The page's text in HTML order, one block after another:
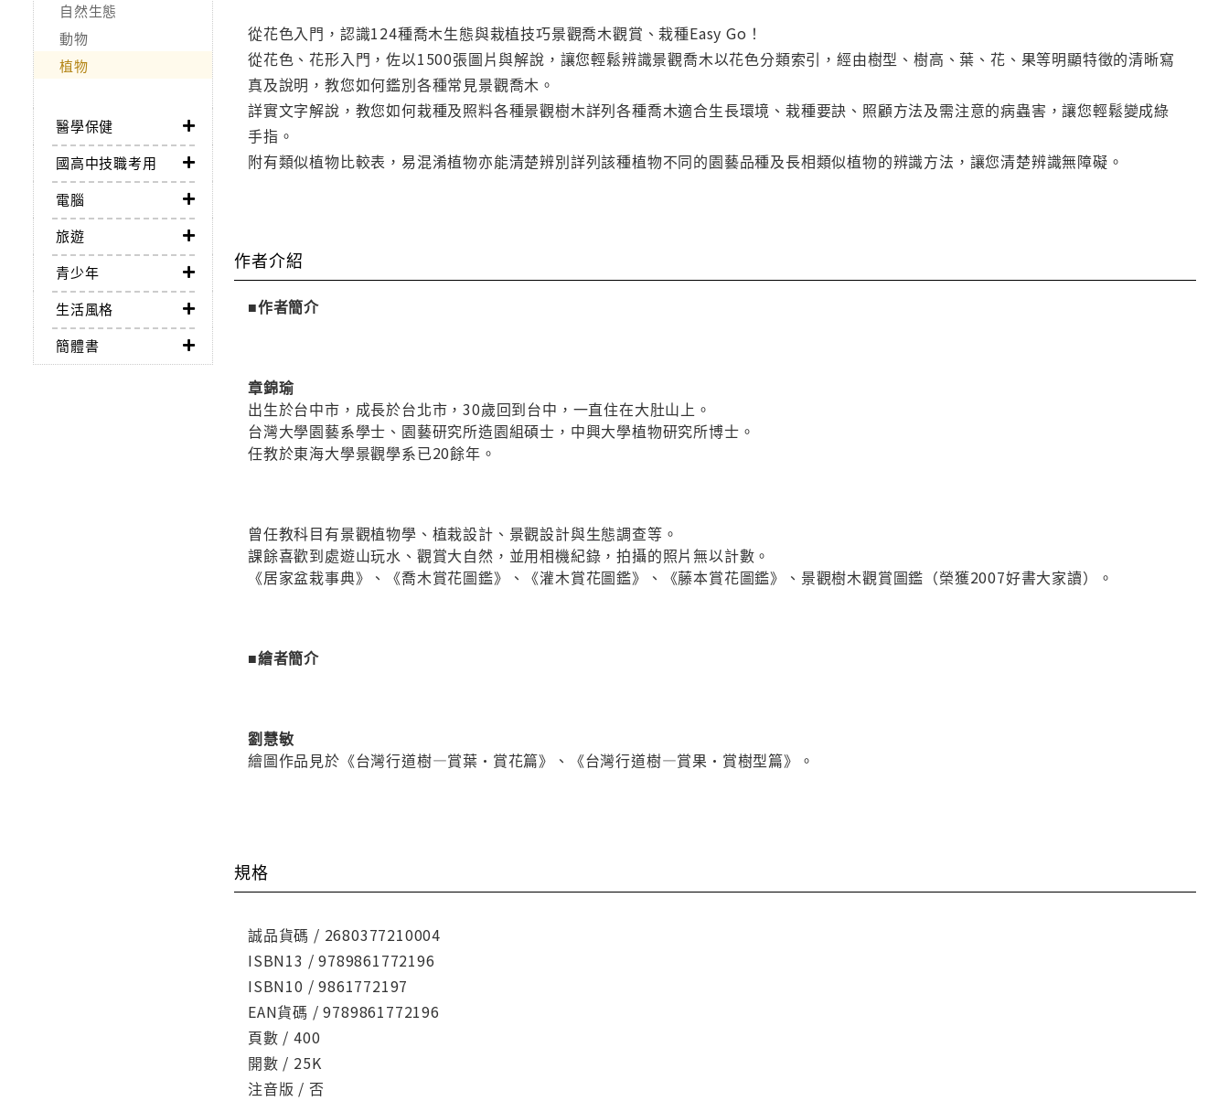
自然生態
動物
植物
醫學保健
國高中技職考用
電腦
旅遊
青少年
生活風格
簡體書
從花色入門，認識124種喬木生態與栽植技巧景觀喬木觀賞、栽種Easy Go！
從花色、花形入門，佐以1500張圖片與解說，讓您輕鬆辨識景觀喬木以花色分類索引，經由樹型、樹高、葉、花、果等明顯特徵的清晰寫
真及說明，教您如何鑑別各種常見景觀喬木。
詳實文字解說，教您如何栽種及照料各種景觀樹木詳列各種喬木適合生長環境、栽種要訣、照顧方法及需注意的病蟲害，讓您輕鬆變成綠
手指。
附有類似植物比較表，易混淆植物亦能清楚辨別詳列該種植物不同的園藝品種及長相類似植物的辨識方法，讓您清楚辨識無障礙。
作者介紹
■作者簡介
章錦瑜
出生於台中市，成長於台北市，30歲回到台中，一直住在大肚山上。
台灣大學園藝系學士、園藝研究所造園組碩士，中興大學植物研究所博士。
任教於東海大學景觀學系已20餘年。
曾任教科目有景觀植物學、植栽設計、景觀設計與生態調查等。
課餘喜歡到處遊山玩水、觀賞大自然，並用相機紀錄，拍攝的照片無以計數。
《居家盆栽事典》、《喬木賞花圖鑑》、《灌木賞花圖鑑》、《藤本賞花圖鑑》、景觀樹木觀賞圖鑑（榮獲2007好書大家讀）。
■繪者簡介
劉慧敏
繪圖作品見於《台灣行道樹—賞葉•賞花篇》、《台灣行道樹—賞果•賞樹型篇》。
規格
誠品貨碼 / 2680377210004
ISBN13 / 9789861772196
ISBN10 / 9861772197
EAN貨碼 / 9789861772196
頁數 / 400
開數 / 25K
注音版 / 否